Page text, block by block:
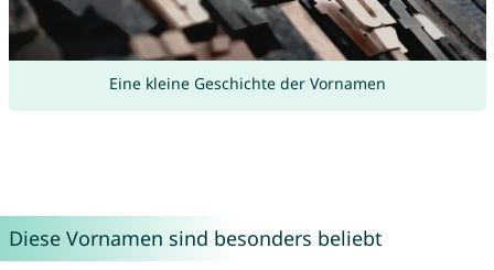
Eine kleine Geschichte der Vornamen
Diese Vornamen sind besonders beliebt